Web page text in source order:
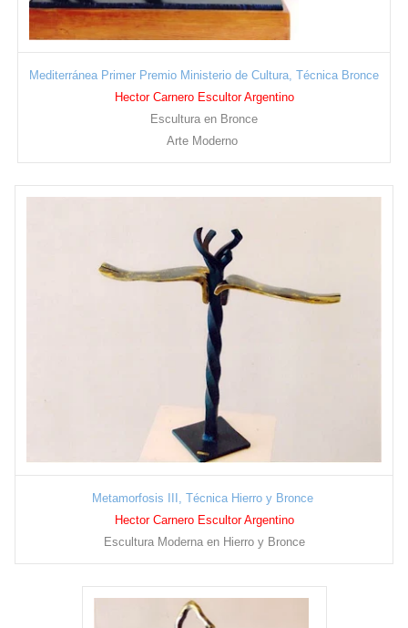
Mediterránea Primer Premio Ministerio de Cultura, Técnica Bronce
Hector Carnero Escultor Argentino
Escultura en Bronce
Arte Moderno
Metamorfosis III, Técnica Hierro y Bronce
Hector Carnero Escultor Argentino
Escultura Moderna en Hierro y Bronce